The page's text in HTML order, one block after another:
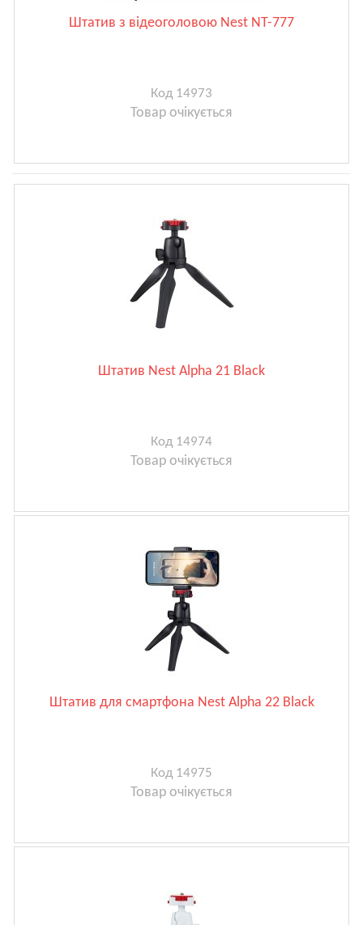
Штатив з відеоголовою Nest NT-777
Код 14973
Товар очікується
Штатив Nest Alpha 21 Black
Код 14974
Товар очікується
Штатив для смартфона Nest Alpha 22 Black
Код 14975
Товар очікується